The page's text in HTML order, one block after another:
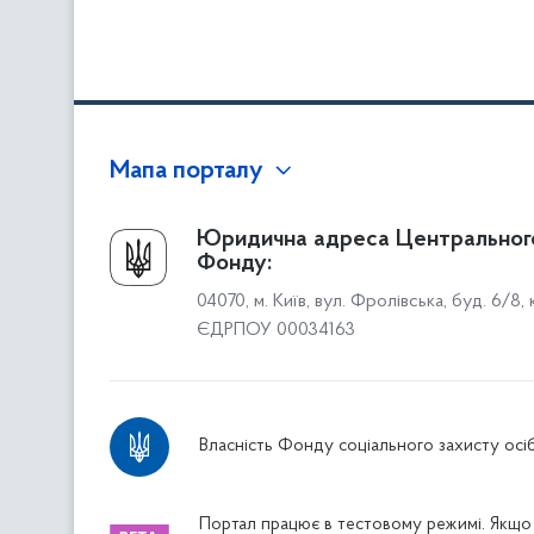
Мапа порталу
Про Фонд
Керівництво
Структура Фонду
Територіальні відділення
Дніпропетровське відділення
Житомирське відділення
Юридична адреса
Фонду:
04070, м. Київ, вул. Фролівська, буд. 6/8,
ЄДРПОУ 00034163
Власність Фонду соціального захисту осіб
Портал працює в тестовому режимі. Якщо